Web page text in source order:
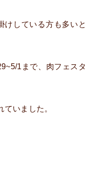
けしている方も多いと
1まで、肉フェスタ
いました。